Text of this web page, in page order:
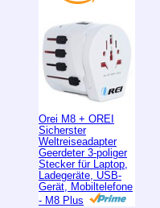
Orei M8 + OREI
Sicherster
Weltreiseadapter
Geerdeter 3-poliger
Stecker für Laptop,
Ladegeräte, USB-
Gerät, Mobiltelefone
- M8 Plus